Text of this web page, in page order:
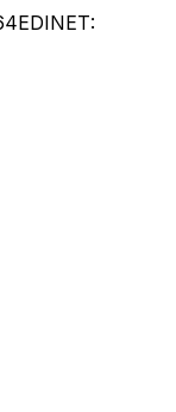
EDINET: